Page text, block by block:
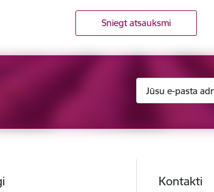
Sniegt atsauksmi
Kontakti